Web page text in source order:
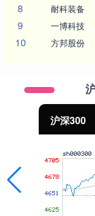
8 耐科装备
9 一博科技
10 方邦股份
43.13